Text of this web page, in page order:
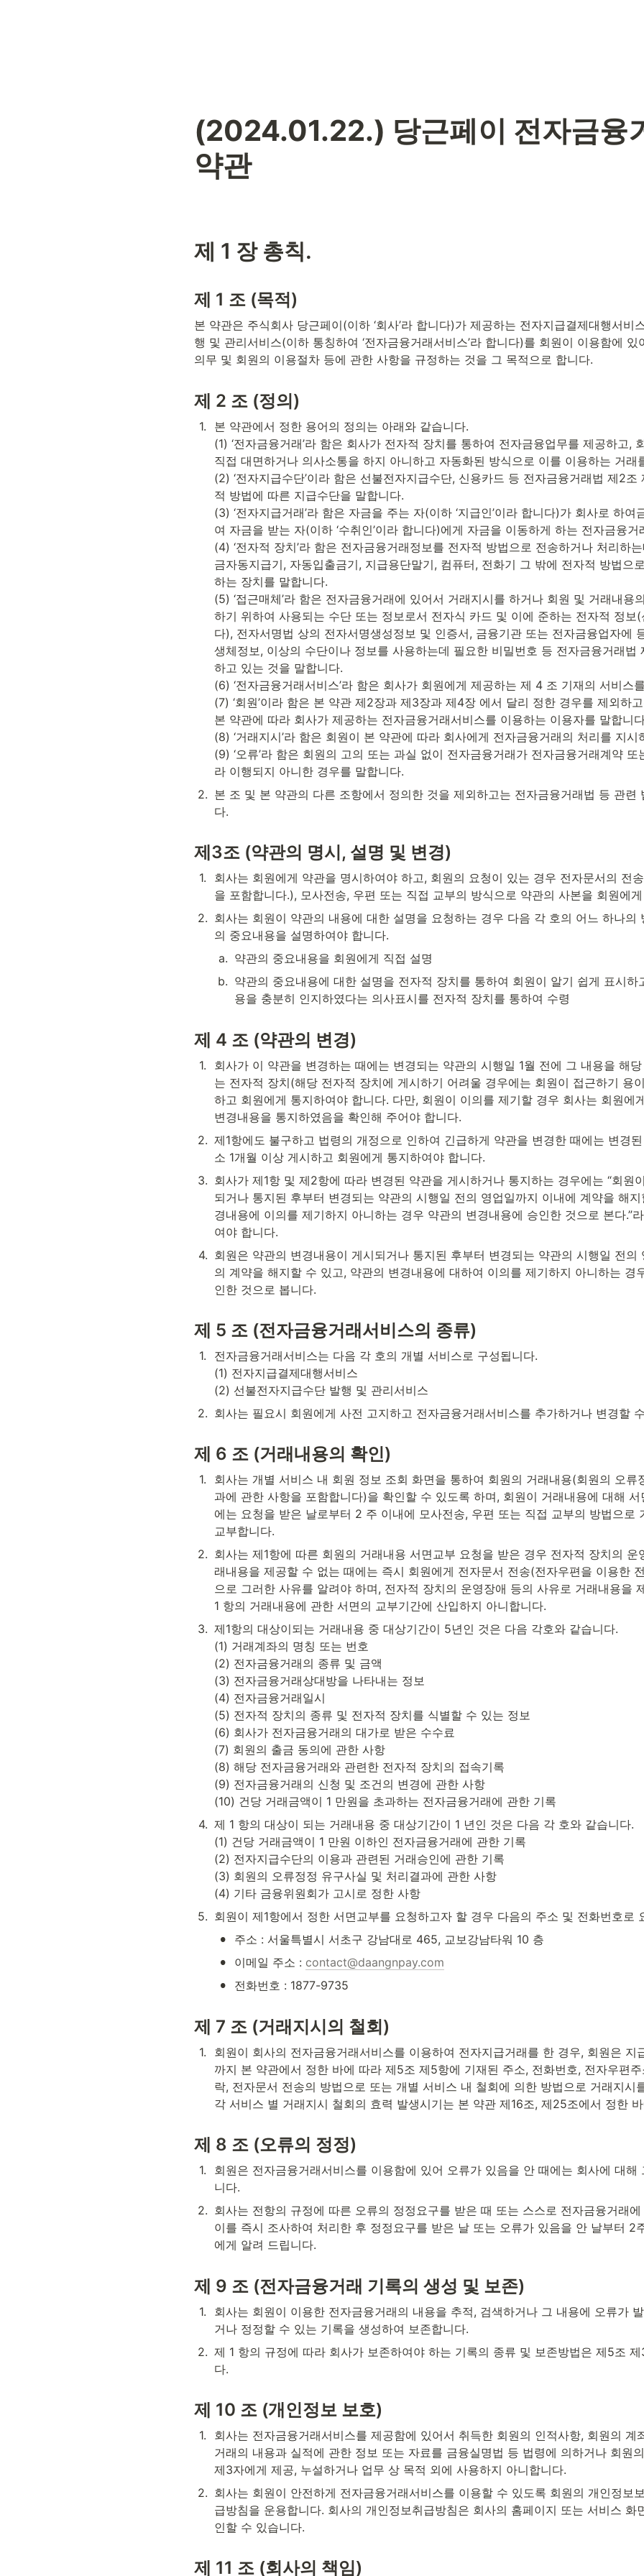
(2024.01.22.) 당근페이 전자금융
약관
제 1 장 총칙.
제 1 조 (목적)
본 약관은 주식회사 당근페이(이하 ‘회사’라 합니다)가 제공하는 전자지급결제대행서비
행 및 관리서비스(이하 통칭하여 ‘전자금융거래서비스’라 합니다)를 회원이 이용함에
의무 및 회원의 이용절차 등에 관한 사항을 규정하는 것을 그 목적으로 합니다.
제 2 조 (정의)
1.
본 약관에서 정한 용어의 정의는 아래와 같습니다.
(1) ‘전자금융거래’라 함은 회사가 전자적 장치를 통하여 전자금융업무를 제공하고,
직접 대면하거나 의사소통을 하지 아니하고 자동화된 방식으로 이를 이용하는 거래
(2) ‘전자지급수단’이라 함은 선불전자지급수단, 신용카드 등 전자금융거래법 제2조
적 방법에 따른 지급수단을 말합니다.
(3) ‘전자지급거래’라 함은 자금을 주는 자(이하 ‘지급인’이라 합니다)가 회사로 하
여 자금을 받는 자(이하 ‘수취인’이라 합니다)에게 자금을 이동하게 하는 전자금융거
(4) ‘전자적 장치’라 함은 전자금융거래정보를 전자적 방법으로 전송하거나 처리하
금자동지급기, 자동입출금기, 지급용단말기, 컴퓨터, 전화기 그 밖에 전자적 방법으
하는 장치를 말합니다.
(5) ‘접근매체’라 함은 전자금융거래에 있어서 거래지시를 하거나 회원 및 거래내용
하기 위하여 사용되는 수단 또는 정보로서 전자식 카드 및 이에 준하는 전자적 정보
다), 전자서명법 상의 전자서명생성정보 및 인증서, 금융기관 또는 전자금융업자에
생체정보, 이상의 수단이나 정보를 사용하는데 필요한 비밀번호 등 전자금융거래법
하고 있는 것을 말합니다.
(6) ‘전자금융거래서비스’라 함은 회사가 회원에게 제공하는 제 4 조 기재의 서비스
(7) ‘회원’이라 함은 본 약관 제2장과 제3장과 제4장 에서 달리 정한 경우를 제외하
본 약관에 따라 회사가 제공하는 전자금융거래서비스를 이용하는 이용자를 말합니
(8) ‘거래지시’라 함은 회원이 본 약관에 따라 회사에게 전자금융거래의 처리를 지시
(9) ‘오류’라 함은 회원의 고의 또는 과실 없이 전자금융거래가 전자금융거래계약
라 이행되지 아니한 경우를 말합니다.
2. 본 조 및 본 약관의 다른 조항에서 정의한 것을 제외하고는 전자금융거래법 등 관련
다.
제3조 (약관의 명시, 설명 및 변경)
1.
회사는 회원에게 약관을 명시하여야 하고, 회원의 요청이 있는 경우 전자문서의 전
을 포함합니다.), 모사전송, 우편 또는 직접 교부의 방식으로 약관의 사본을 회원에
2. 회사는 회원이 약관의 내용에 대한 설명을 요청하는 경우 다음 각 호의 어느 하나의
의 중요내용을 설명하여야 합니다.
a. 약관의 중요내용을 회원에게 직접 설명
b. 약관의 중요내용에 대한 설명을 전자적 장치를 통하여 회원이 알기 쉽게 표시하
용을 충분히 인지하였다는 의사표시를 전자적 장치를 통하여 수령
제 4 조 (약관의 변경)
1.
회사가 이 약관을 변경하는 때에는 변경되는 약관의 시행일 1월 전에 그 내용을 해
는 전자적 장치(해당 전자적 장치에 게시하기 어려울 경우에는 회원이 접근하기 용
하고 회원에게 통지하여야 합니다. 다만, 회원이 이의를 제기할 경우 회사는 회원에
변경내용을 통지하였음을 확인해 주어야 합니다.
2. 제1항에도 불구하고 법령의 개정으로 인하여 긴급하게 약관을 변경한 때에는 변경
소 1개월 이상 게시하고 회원에게 통지하여야 합니다.
3. 회사가 제1항 및 제2항에 따라 변경된 약관을 게시하거나 통지하는 경우에는 “회원
되거나 통지된 후부터 변경되는 약관의 시행일 전의 영업일까지 이내에 계약을 해
경내용에 이의를 제기하지 아니하는 경우 약관의 변경내용에 승인한 것으로 본다.”
여야 합니다.
4. 회원은 약관의 변경내용이 게시되거나 통지된 후부터 변경되는 약관의 시행일 전의
의 계약을 해지할 수 있고, 약관의 변경내용에 대하여 이의를 제기하지 아니하는 경
인한 것으로 봅니다.
제 5 조 (전자금융거래서비스의 종류)
1.
전자금융거래서비스는 다음 각 호의 개별 서비스로 구성됩니다.
(1) 전자지급결제대행서비스
(2) 선불전자지급수단 발행 및 관리서비스
2. 회사는 필요시 회원에게 사전 고지하고 전자금융거래서비스를 추가하거나 변경할
제 6 조 (거래내용의 확인)
1.
회사는 개별 서비스 내 회원 정보 조회 화면을 통하여 회원의 거래내용(회원의 오류
과에 관한 사항을 포함합니다)을 확인할 수 있도록 하며, 회원이 거래내용에 대해
에는 요청을 받은 날로부터 2 주 이내에 모사전송, 우편 또는 직접 교부의 방법으로
교부합니다.
2. 회사는 제1항에 따른 회원의 거래내용 서면교부 요청을 받은 경우 전자적 장치의 운
래내용을 제공할 수 없는 때에는 즉시 회원에게 전자문서 전송(전자우편을 이용한
으로 그러한 사유를 알려야 하며, 전자적 장치의 운영장애 등의 사유로 거래내용을
1 항의 거래내용에 관한 서면의 교부기간에 산입하지 아니합니다.
3. 제1항의 대상이되는 거래내용 중 대상기간이 5년인 것은 다음 각호와 같습니다.
(1) 거래계좌의 명칭 또는 번호
(2) 전자금융거래의 종류 및 금액
(3) 전자금융거래상대방을 나타내는 정보
(4) 전자금융거래일시
(5) 전자적 장치의 종류 및 전자적 장치를 식별할 수 있는 정보
(6) 회사가 전자금융거래의 대가로 받은 수수료
(7) 회원의 출금 동의에 관한 사항
(8) 해당 전자금융거래와 관련한 전자적 장치의 접속기록
(9) 전자금융거래의 신청 및 조건의 변경에 관한 사항
(10) 건당 거래금액이 1 만원을 초과하는 전자금융거래에 관한 기록
4. 제 1 항의 대상이 되는 거래내용 중 대상기간이 1 년인 것은 다음 각 호와 같습니다.
(1) 건당 거래금액이 1 만원 이하인 전자금융거래에 관한 기록
(2) 전자지급수단의 이용과 관련된 거래승인에 관한 기록
(3) 회원의 오류정정 유구사실 및 처리결과에 관한 사항
(4) 기타 금융위원회가 고시로 정한 사항
5. 회원이 제1항에서 정한 서면교부를 요청하고자 할 경우 다음의 주소 및 전화번호로
• 주소 : 서울특별시 서초구 강남대로 465, 교보강남타워 10 층
• 이메일 주소 : contact@daangnpay.com
• 전화번호 : 1877-9735
제 7 조 (거래지시의 철회)
1.
회원이 회사의 전자금융거래서비스를 이용하여 전자지급거래를 한 경우, 회원은 지
까지 본 약관에서 정한 바에 따라 제5조 제5항에 기재된 주소, 전화번호, 전자우편
락, 전자문서 전송의 방법으로 또는 개별 서비스 내 철회에 의한 방법으로 거래지시
각 서비스 별 거래지시 철회의 효력 발생시기는 본 약관 제16조, 제25조에서 정한
제 8 조 (오류의 정정)
1.
회원은 전자금융거래서비스를 이용함에 있어 오류가 있음을 안 때에는 회사에 대해
니다.
2. 회사는 전항의 규정에 따른 오류의 정정요구를 받은 때 또는 스스로 전자금융거래
이를 즉시 조사하여 처리한 후 정정요구를 받은 날 또는 오류가 있음을 안 날부터 2
에게 알려 드립니다.
제 9 조 (전자금융거래 기록의 생성 및 보존)
1.
회사는 회원이 이용한 전자금융거래의 내용을 추적, 검색하거나 그 내용에 오류가
거나 정정할 수 있는 기록을 생성하여 보존합니다.
2. 제 1 항의 규정에 따라 회사가 보존하여야 하는 기록의 종류 및 보존방법은 제5조
다.
제 10 조 (개인정보 보호)
1.
회사는 전자금융거래서비스를 제공함에 있어서 취득한 회원의 인적사항, 회원의 계
거래의 내용과 실적에 관한 정보 또는 자료를 금융실명법 등 법령에 의하거나 회원
제3자에게 제공, 누설하거나 업무 상 목적 외에 사용하지 아니합니다.
2. 회사는 회원이 안전하게 전자금융거래서비스를 이용할 수 있도록 회원의 개인정보
급방침을 운용합니다. 회사의 개인정보취급방침은 회사의 홈페이지 또는 서비스 화
인할 수 있습니다.
제 11 조 (회사의 책임)